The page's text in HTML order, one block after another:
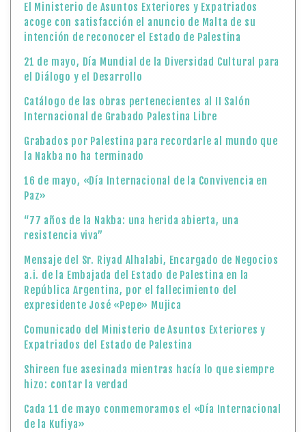
El Ministerio de Asuntos Exteriores y Expatriados
acoge con satisfacción el anuncio de Malta de su
intención de reconocer el Estado de Palestina
21 de mayo, Día Mundial de la Diversidad Cultural para
el Diálogo y el Desarrollo
Catálogo de las obras pertenecientes al II Salón
Internacional de Grabado Palestina Libre
Grabados por Palestina para recordarle al mundo que
la Nakba no ha terminado
16 de mayo, «Día Internacional de la Convivencia en
Paz»
“77 años de la Nakba: una herida abierta, una
resistencia viva”
Mensaje del Sr. Riyad Alhalabi, Encargado de Negocios
a.i. de la Embajada del Estado de Palestina en la
República Argentina, por el fallecimiento del
expresidente José «Pepe» Mujica
Comunicado del Ministerio de Asuntos Exteriores y
Expatriados del Estado de Palestina
Shireen fue asesinada mientras hacía lo que siempre
hizo: contar la verdad
Cada 11 de mayo conmemoramos el «Día Internacional
de la Kufiya»